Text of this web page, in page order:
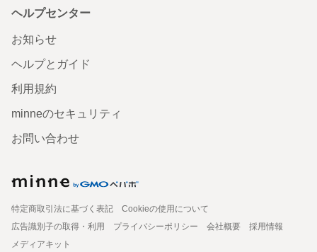
ヘルプセンター
お知らせ
ヘルプとガイド
利用規約
minneのセキュリティ
お問い合わせ
特定商取引法に基づく表記
Cookieの使用について
広告識別子の取得・利用
プライバシーポリシー 会社概要
採用情報
メディアキット